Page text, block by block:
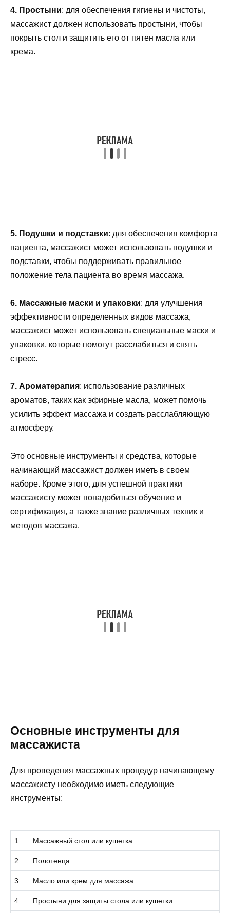
4. Простыни: для обеспечения гигиены и чистоты,
массажист должен использовать простыни, чтобы
покрыть стол и защитить его от пятен масла или
крема.
5. Подушки и подставки: для обеспечения комфорта
пациента, массажист может использовать подушки и
подставки, чтобы поддерживать правильное
положение тела пациента во время массажа.
6. Массажные маски и упаковки: для улучшения
эффективности определенных видов массажа,
массажист может использовать специальные маски и
упаковки, которые помогут расслабиться и снять
стресс.
7. Ароматерапия: использование различных
ароматов, таких как эфирные масла, может помочь
усилить эффект массажа и создать расслабляющую
атмосферу.
Это основные инструменты и средства, которые
начинающий массажист должен иметь в своем
наборе. Кроме этого, для успешной практики
массажисту может понадобиться обучение и
сертификация, а также знание различных техник и
методов массажа.
Основные инструменты для
массажиста
Для проведения массажных процедур начинающему
массажисту необходимо иметь следующие
инструменты:
1. Массажный стол или кушетка
2. Полотенца
3. Масло или крем для массажа
4. Простыни для защиты стола или кушетки